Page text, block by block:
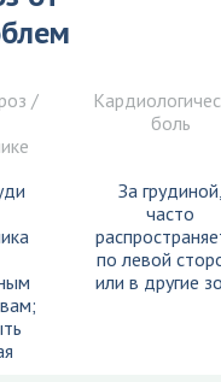
/
боль
За
часто
по левой
или в другие